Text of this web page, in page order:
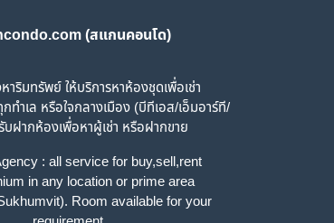
(สแกนคอนโด)
ริมทรัพย์ ให้บริการหาห้องชุดเพื่อเช่า
ทำเล หรือใจกลางเมือง (บีทีเอส/เอ็มอาร์ที/
ฝากห้องเพื่อหาผู้เช่า หรือฝากขาย
: all service for buy,sell,rent
in any location or prime area
Room available for your